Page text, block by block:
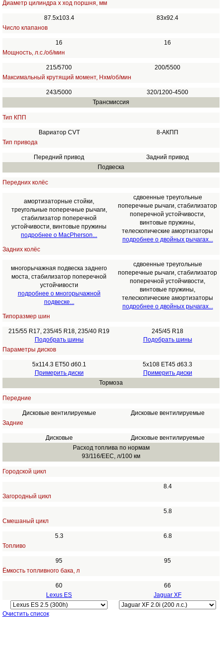
Диаметр цилиндра х ход поршня, мм
87.5x103.4
83x92.4
Число клапанов
16
16
Мощность, л.с./об/мин
215/5700
200/5500
Максимальный крутящий момент, Нхм/об/мин
243/5000
320/1200-4500
Трансмиссия
Тип КПП
Вариатор CVT
8-АКПП
Тип привода
Передний привод
Задний привод
Подвеска
Передних колёс
амортизаторные стойки,
треугольные поперечные рычаги,
стабилизатор поперечной
устойчивости, винтовые пружины
подробнее о MacPherson...
сдвоенные треугольные
поперечные рычаги, стабилизатор
поперечной устойчивости,
винтовые пружины,
телескопические амортизаторы
подробнее о двойных рычагах...
Задних колёс
многорычажная подвеска заднего
моста, стабилизатор поперечной
устойчивости
подробнее о многорычажной
подвеске...
сдвоенные треугольные
поперечные рычаги, стабилизатор
поперечной устойчивости,
винтовые пружины,
телескопические амортизаторы
подробнее о двойных рычагах...
Типоразмер шин
215/55 R17, 235/45 R18, 235/40 R19
Подобрать шины
245/45 R18
Подобрать шины
Параметры дисков
5x114.3 ET50 d60.1
Примерить диски
5x108 ET45 d63.3
Примерить диски
Тормоза
Передние
Дисковые вентилируемые
Дисковые вентилируемые
Задние
Дисковые
Дисковые вентилируемые
Расход топлива по нормам
93/116/EEC, л/100 км
Городской цикл
8.4
Загородный цикл
5.8
Смешаный цикл
5.3
6.8
Топливо
95
95
Ёмкость топливного бака, л
60
66
Lexus ES
Jaguar XF
Очистить список